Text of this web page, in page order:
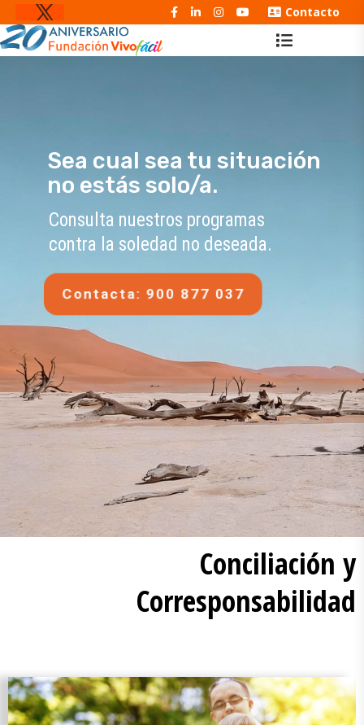
Contacto
Contacta: 900 877 037
Sea cual sea tu situación
no estás solo/a.
Consulta nuestros programas
contra la soledad no deseada.
Conciliación y
Corresponsabilidad